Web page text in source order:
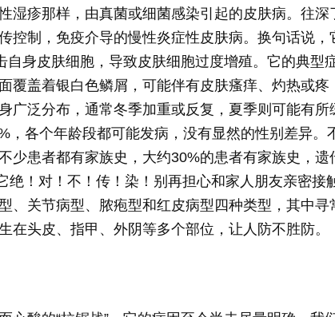
湿疹那样，由真菌或细菌感染引起的皮肤病。往深
控制，免疫介导的慢性炎症性皮肤病。换句话说，
自身皮肤细胞，导致皮肤细胞过度增殖。它的典型
覆盖着银白色鳞屑，可能伴有皮肤瘙痒、灼热或疼
广泛分布，通常冬季加重或反复，夏季则可能有所
，各个年龄段都可能发病，没有显然的性别差异。
少患者都有家族史，大约30%的患者有家族史，遗
绝！对！不！传！染！别再担心和家人朋友亲密接
、关节病型、脓疱型和红皮病型四种类型，其中寻
头皮、指甲、外阴等多个部位，让人防不胜防。